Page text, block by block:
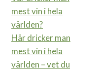
Här dricker man
mest vin i hela
världen – vet du